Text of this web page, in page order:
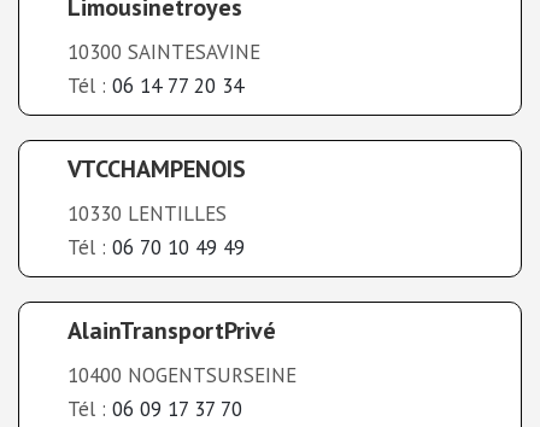
Limousinetroyes
10300 SAINTESAVINE
Tél : 06 14 77 20 34
VTCCHAMPENOIS
10330 LENTILLES
Tél : 06 70 10 49 49
AlainTransportPrivé
10400 NOGENTSURSEINE
Tél : 06 09 17 37 70